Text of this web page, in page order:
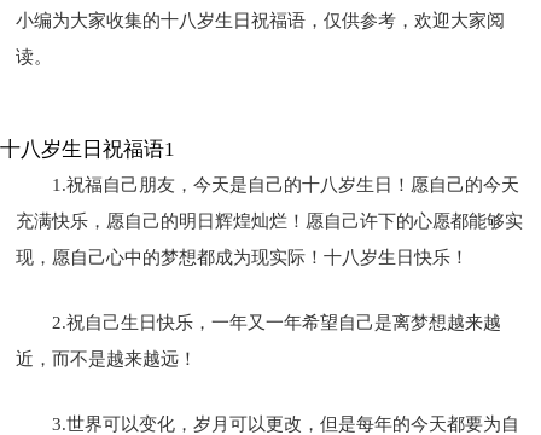
小编为大家收集的十八岁生日祝福语，仅供参考，欢迎大家阅
读。
十八岁生日祝福语1
1.祝福自己朋友，今天是自己的十八岁生日！愿自己的今天
充满快乐，愿自己的明日辉煌灿烂！愿自己许下的心愿都能够实
现，愿自己心中的梦想都成为现实际！十八岁生日快乐！
2.祝自己生日快乐，一年又一年希望自己是离梦想越来越
近，而不是越来越远！
3.世界可以变化，岁月可以更改，但是每年的今天都要为自